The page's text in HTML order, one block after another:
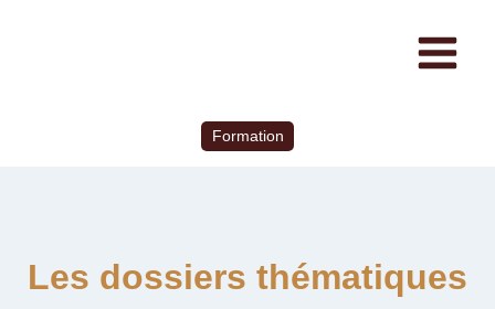
Formation
Les dossiers thématiques